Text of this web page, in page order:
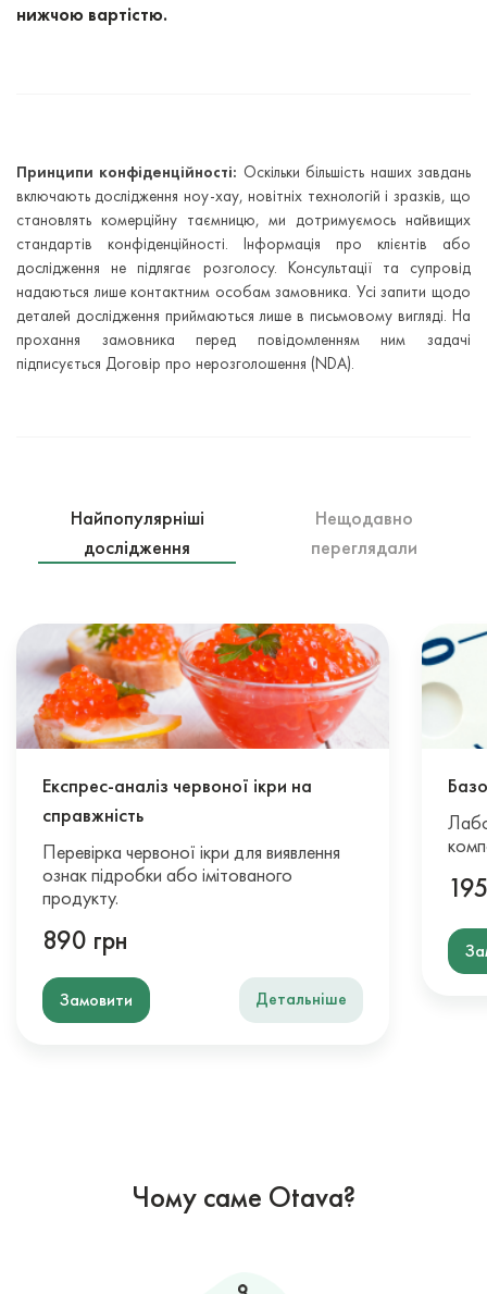
нижчою вартістю.
Принципи конфіденційності: Оскільки більшість наших завдань
включають дослідження ноу-хау, новітніх технологій і зразків, що
становлять комерційну таємницю, ми дотримуємось найвищих
стандартів конфіденційності. Інформація про клієнтів або
дослідження не підлягає розголосу. Консультації та супровід
надаються лише контактним особам замовника. Усі запити щодо
деталей дослідження приймаються лише в письмовому вигляді. На
прохання замовника перед повідомленням ним задачі
підписується Договір про нерозголошення (NDA).
Найпопулярніші
дослідження
Нещодавно
переглядали
Експрес-аналіз червоної ікри на
справжність
Перевірка червоної ікри для виявлення
ознак підробки або імітованого
продукту.
890 грн
Замовити Детальніше
Чому саме Otava?